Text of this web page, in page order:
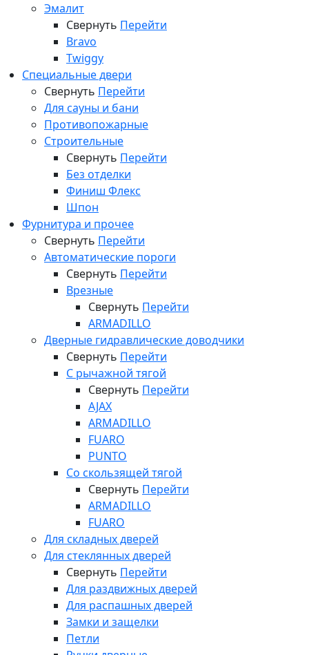
Эмалит
Свернуть Перейти
Bravo
Twiggy
Специальные двери
Свернуть Перейти
Для сауны и бани
Противопожарные
Строительные
Свернуть Перейти
Без отделки
Финиш Флекс
Шпон
Фурнитура и прочее
Свернуть Перейти
Автоматические пороги
Свернуть Перейти
Врезные
Свернуть Перейти
ARMADILLO
Дверные гидравлические доводчики
Свернуть Перейти
С рычажной тягой
Свернуть Перейти
AJAX
ARMADILLO
FUARO
PUNTO
Со скользящей тягой
Свернуть Перейти
ARMADILLO
FUARO
Для складных дверей
Для стеклянных дверей
Свернуть Перейти
Для раздвижных дверей
Для распашных дверей
Замки и защелки
Петли